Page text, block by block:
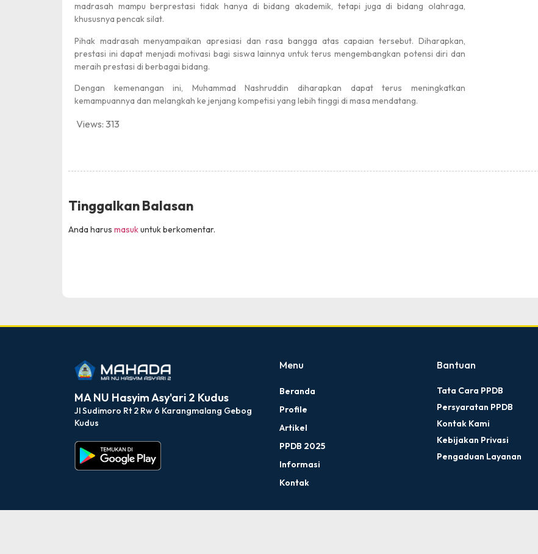
madrasah mampu berprestasi tidak hanya di bidang akademik, tetapi juga di bidang olahraga,
khususnya pencak silat.
Pihak madrasah menyampaikan apresiasi dan rasa bangga atas capaian tersebut. Diharapkan,
prestasi ini dapat menjadi motivasi bagi siswa lainnya untuk terus mengembangkan potensi diri dan
meraih prestasi di berbagai bidang.
Dengan kemenangan ini, Muhammad Nashruddin diharapkan dapat terus meningkatkan
kemampuannya dan melangkah ke jenjang kompetisi yang lebih tinggi di masa mendatang.
Views: 313
Tinggalkan Balasan
Anda harus masukuntuk berkomentar.
MA NU Hasyim Asy'ari 2 Kudus
Jl Sudimoro Rt 2 Rw 6 Karangmalang Gebog
Kudus
Menu
Beranda
Profile
Artikel
PPDB 2025
Informasi
Kontak
Bantuan
Tata Cara PPDB
Persyaratan PPDB
Kontak Kami
Kebijakan Privasi
Pengaduan Layanan